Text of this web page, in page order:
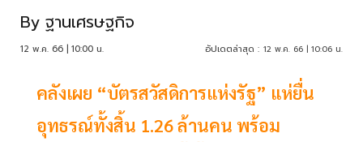
By ฐานเศรษฐกิจ
12 พ.ค. 66 | 10:00 น. อัปเดตล่าสุด : 12 พ.ค. 66 | 10:06 น.
คลังเผย “บัตรสวัสดิการแห่งรัฐ” แห่ยื่น
อุทธรณ์ทั้งสิ้น 1.26 ล้านคน พร้อม